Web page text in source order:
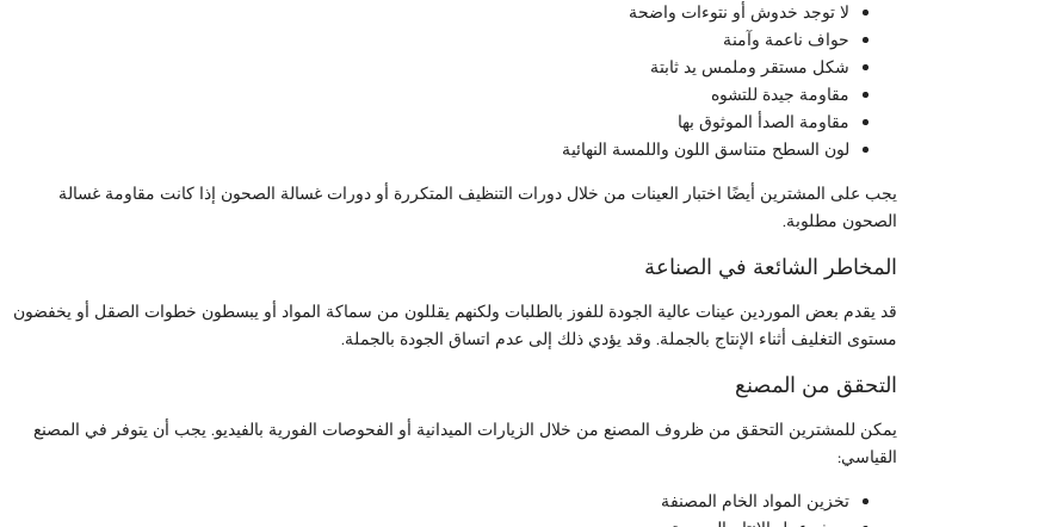
لا توجد خدوش أو نتوءات واضحة
حواف ناعمة وآمنة
شكل مستقر وملمس يد ثابتة
مقاومة جيدة للتشوه
مقاومة الصدأ الموثوق بها
لون السطح متناسق اللون واللمسة النهائية
يجب على المشترين أيضًا اختبار العينات من خلال دورات التنظيف المتكررة أو دورات غسالة الصحون إذا كانت مقاومة غسالة
الصحون مطلوبة.
المخاطر الشائعة في الصناعة
قد يقدم بعض الموردين عينات عالية الجودة للفوز بالطلبات ولكنهم يقللون من سماكة المواد أو يبسطون خطوات الصقل أو يخفضون
مستوى التغليف أثناء الإنتاج بالجملة. وقد يؤدي ذلك إلى عدم اتساق الجودة بالجملة.
التحقق من المصنع
يمكن للمشترين التحقق من ظروف المصنع من خلال الزيارات الميدانية أو الفحوصات الفورية بالفيديو. يجب أن يتوفر في المصنع
القياسي:
تخزين المواد الخام المصنفة